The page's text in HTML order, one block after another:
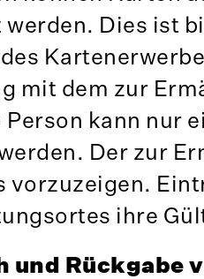
werden. Dies ist
mit dem zur
kann nur
Der zur
vorzuzeigen.
ihre
und Rückgabe